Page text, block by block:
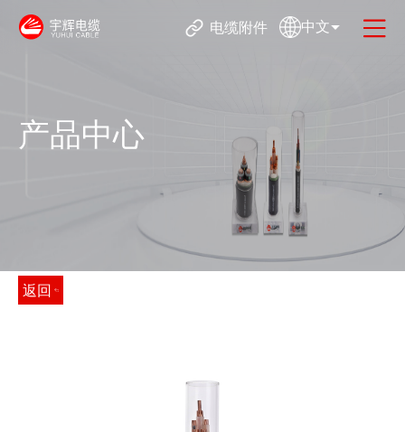
电缆附件 中文
产品中心
返回